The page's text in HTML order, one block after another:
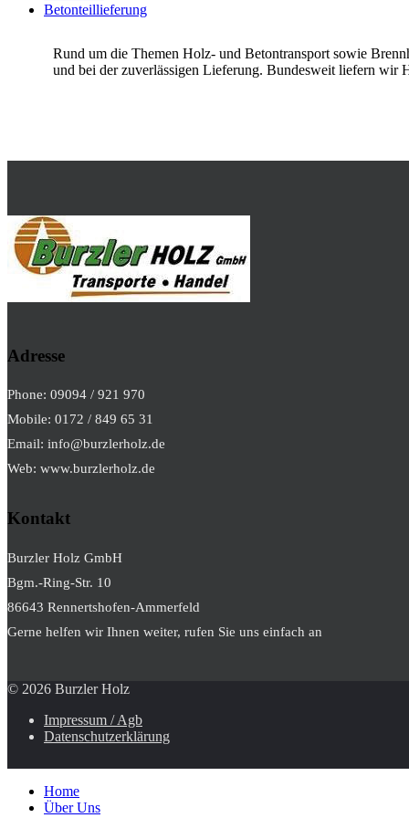
Betonteillieferung
Rund um die Themen Holz- und Betontransport sowie
und bei der zuverlässigen Lieferung. Bundesweit liefern wir
Adresse
Phone: 09094 / 921 970
Mobile: 0172 / 849 65 31
Email: info@burzlerholz.de
Web: www.burzlerholz.de
Kontakt
Burzler Holz GmbH
Bgm.-Ring-Str. 10
86643 Rennertshofen-Ammerfeld
Gerne helfen wir Ihnen weiter, rufen Sie uns einfach an
© 2026 Burzler Holz
Impressum / Agb
Datenschutzerklärung
Home
Über Uns